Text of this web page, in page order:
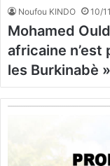
Noufou KINDO 10/
Mohamed
africaine
les Burkinabè »